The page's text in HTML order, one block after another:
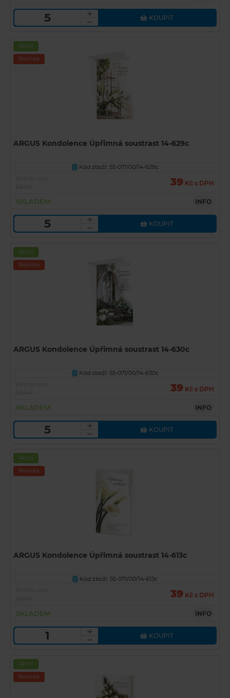
KOUPIT
Akční
Novinka
ARGUS Kondolence Úpřimná soustrast 14-629c
U Kód zboží: 55-071/00/14-629c
39 Kč s DPH
SKLADEM INFO
KOUPIT
Akční
Novinka
ARGUS Kondolence Úpřimná soustrast 14-630c
U Kód zboží: 55-071/00/14-630c
39 Kč s DPH
SKLADEM INFO
KOUPIT
Akční
Novinka
ARGUS Kondolence Úpřimná soustrast 14-613c
U
Kód zboží: 55-071/00/14-613c
39 Kč s DPH
SKLADEM INFO
KOUPIT
Akční
Novinka